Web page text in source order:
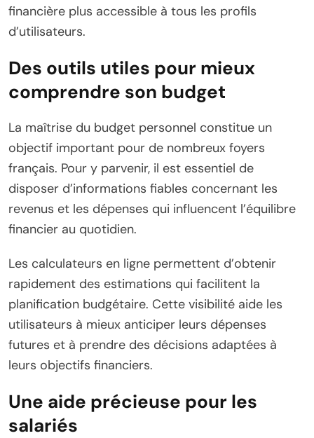
financière plus accessible à tous les profils
d’utilisateurs.
Des outils utiles pour mieux
comprendre son budget
La maîtrise du budget personnel constitue un
objectif important pour de nombreux foyers
français. Pour y parvenir, il est essentiel de
disposer d’informations fiables concernant les
revenus et les dépenses qui influencent l’équilibre
financier au quotidien.
Les calculateurs en ligne permettent d’obtenir
rapidement des estimations qui facilitent la
planification budgétaire. Cette visibilité aide les
utilisateurs à mieux anticiper leurs dépenses
futures et à prendre des décisions adaptées à
leurs objectifs financiers.
Une aide précieuse pour les
salariés